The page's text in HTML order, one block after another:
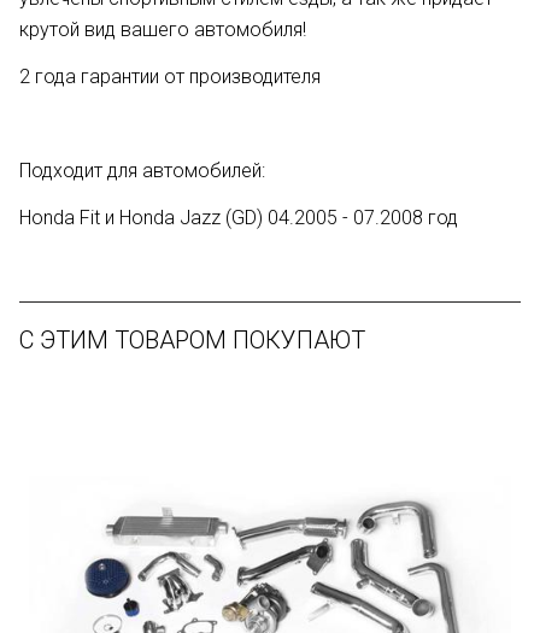
крутой вид вашего автомобиля!
2 года гарантии от производителя
Подходит для автомобилей:
Honda Fit и Honda Jazz (GD) 04.2005 - 07.2008 год
С ЭТИМ ТОВАРОМ ПОКУПАЮТ